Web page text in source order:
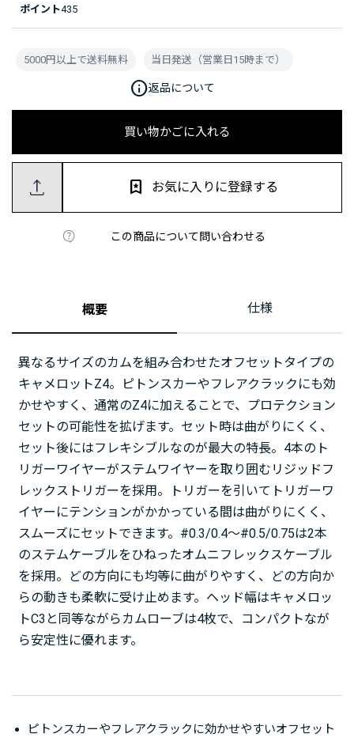
ポイント435
買い物かごに入れる
この商品について問い合わせる
お気に入りに登録する
5000円以上で送料無料 当日発送（営業日15時まで）
info返品について
概要 仕様
異なるサイズのカムを組み合わせたオフセットタイプの
キャメロットZ4。ピトンスカーやフレアクラックにも効
かせやすく、通常のZ4に加えることで、プロテクション
セットの可能性を拡げます。セット時は曲がりにくく、
セット後にはフレキシブルなのが最大の特長。4本のト
リガーワイヤーがステムワイヤーを取り囲むリジッドフ
レックストリガーを採用。トリガーを引いてトリガーワ
イヤーにテンションがかかっている間は曲がりにくく、
スムーズにセットできます。#0.3/0.4～#0.5/0.75は2本
のステムケーブルをひねったオムニフレックスケーブル
を採用。どの方向にも均等に曲がりやすく、どの方向か
らの動きも柔軟に受け止めます。ヘッド幅はキャメロッ
トC3と同等ながらカムローブは4枚で、コンパクトなが
ら安定性に優れます。
ピトンスカーやフレアクラックに効かせやすいオフセット